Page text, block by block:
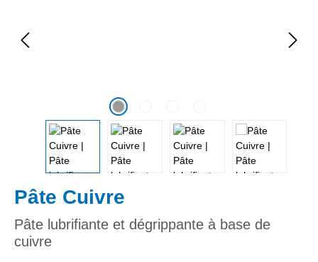
Pâte Cuivre
Pâte lubrifiante et dégrippante à base de
cuivre